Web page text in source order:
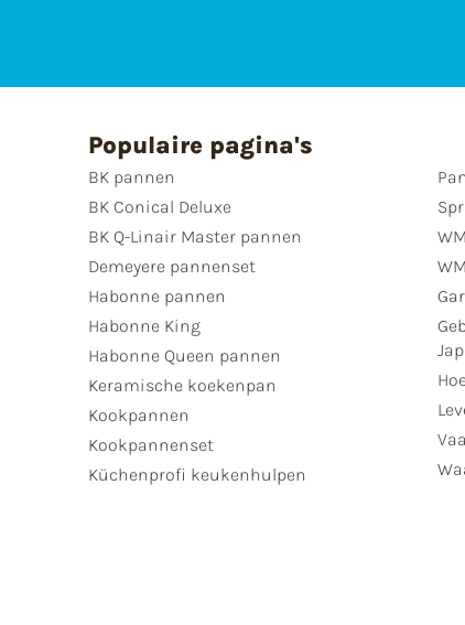
Populaire pagina's
BK pannen
BK Conical Deluxe
BK Q-Linair Master pannen
Demeyere pannenset
Habonne pannen
Habonne King
Habonne Queen pannen
Keramische koekenpan
Kookpannen
Kookpannenset
Küchenprofi keukenhulpen